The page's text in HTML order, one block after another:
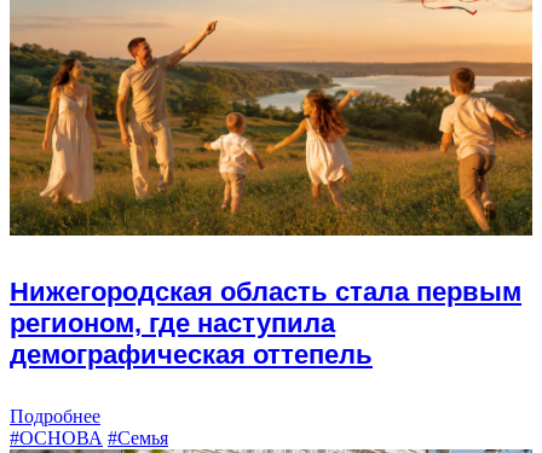
Нижегородская область стала первым
регионом, где наступила
демографическая оттепель
Подробнее
#ОСНОВА #Семья